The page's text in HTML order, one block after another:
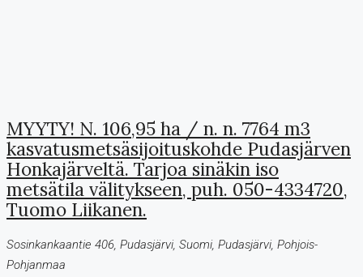
MYYTY! N. 106,95 ha / n. n. 7764 m3
kasvatusmetsäsijoituskohde Pudasjärven
Honkajärveltä. Tarjoa sinäkin iso
metsätila välitykseen, puh. 050-4334720,
Tuomo Liikanen.
Sosinkankaantie 406, Pudasjärvi, Suomi, Pudasjärvi, Pohjois-
Pohjanmaa